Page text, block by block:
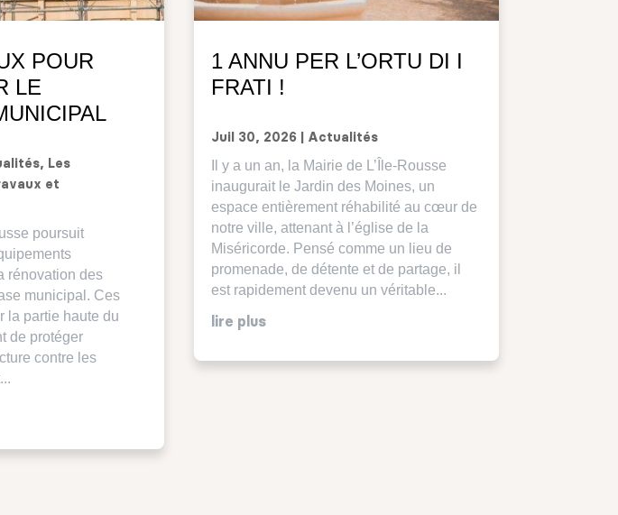
POUR
LE
, Les
et
poursuit
rénovation des
municipal. Ces
la partie haute du
de protéger
contre les
1 ANNU PER L’ORTU DI I
FRATI !
Juil 30, 2026| Actualités
Il y a un an, la Mairie de L’Île-Rousse
inaugurait le Jardin des Moines, un
espace entièrement réhabilité au cœur de
notre ville, attenant à l’église de la
Miséricorde. Pensé comme un lieu de
promenade, de détente et de partage, il
est rapidement devenu un véritable...
lire plus